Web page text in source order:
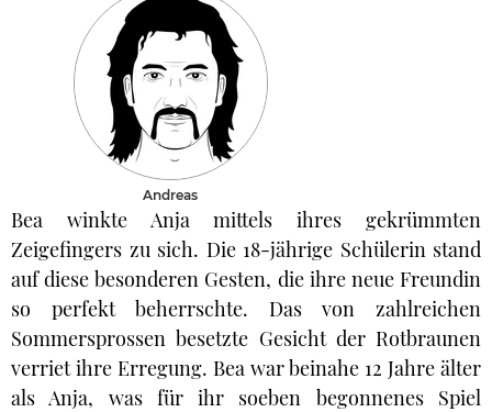
Andreas
Bea winkte Anja mittels ihres gekrümmten
Zeigefingers zu sich. Die 18-jährige Schülerin stand
auf diese besonderen Gesten, die ihre neue Freundin
so perfekt beherrschte. Das von zahlreichen
Sommersprossen besetzte Gesicht der Rotbraunen
verriet ihre Erregung. Bea war beinahe 12 Jahre älter
als Anja, was für ihr soeben begonnenes Spiel